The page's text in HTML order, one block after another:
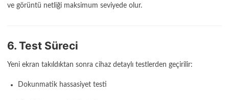
ve görüntü netliği maksimum seviyede olur.
6. Test Süreci
Yeni ekran takıldıktan sonra cihaz detaylı testlerden geçirilir:
Dokunmatik hassasiyet testi